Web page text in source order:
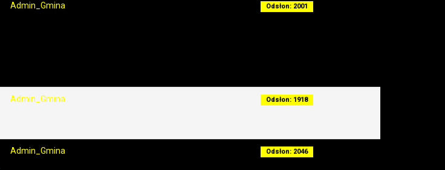
Admin_Gmina Odsłon: 2001
Admin_Gmina Odsłon: 1918
Admin_Gmina Odsłon: 2046